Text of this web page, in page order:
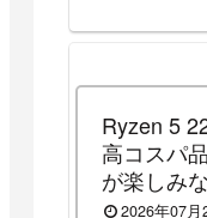
Ryzen 5
高コスパ
が楽しみ
2026年07月